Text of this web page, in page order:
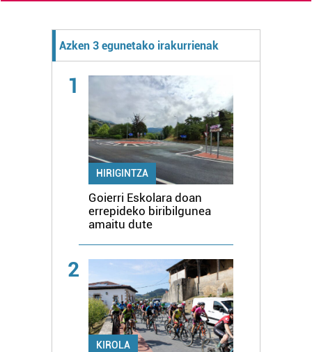
Azken 3 egunetako irakurrienak
1
HIRIGINTZA
Goierri Eskolara doan
errepideko biribilgunea
amaitu dute
2
KIROLA